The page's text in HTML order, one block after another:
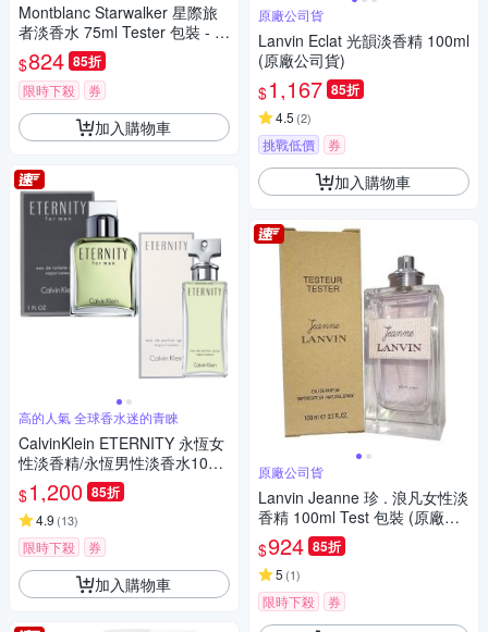
Montblanc Starwalker 星際旅
者淡香水 75ml Tester 包裝 - 無
瓶蓋 (原廠公司貨)
$824 85折
限時下殺 券
加入購物車
高的人氣 全球香水迷的青睞
CalvinKlein ETERNITY 永恆女
性淡香精/永恆男性淡香水100m
l(任選)-快速到貨
$1,200 85折
4.9 (13)
限時下殺 券
加入購物車
原廠公司貨
Lanvin Eclat 光韻淡香精 100ml
(原廠公司貨)
$1,167 85折
4.5 (2)
挑戰低價 券
加入購物車
原廠公司貨
Lanvin Jeanne 珍 . 浪凡女性淡
香精 100ml Test 包裝 (原廠公
司貨)
$924 85折
5 (1)
限時下殺 券